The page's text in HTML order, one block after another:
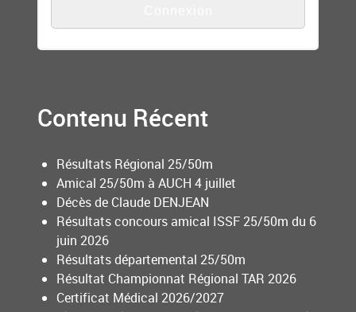
Contenu Récent
Résultats Régional 25/50m
Amical 25/50m à AUCH 4 juillet
Décès de Claude DENJEAN
Résultats concours amical ISSF 25/50m du 6
juin 2026
Résultats départemental 25/50m
Résultat Championnat Régional TAR 2026
Certificat Médical 2026/2027